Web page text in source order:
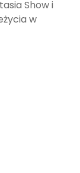
Show i
w